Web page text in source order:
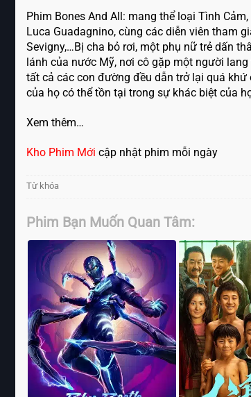
Phim Bones And All: mang thể loại Tình
Luca Guadagnino, cùng các diễn viên tham
Sevigny,…Bị cha bỏ rơi, một phụ nữ trẻ dấn
lánh của nước Mỹ, nơi cô gặp một người
tất cả các con đường đều dẫn trở lại quá
của họ có thể tồn tại trong sự khác biệt của
Xem thêm…
Kho Phim Mới cập nhật phim mỗi ngày
Từ khóa
Phim Bạn Muốn Quan Tâm: